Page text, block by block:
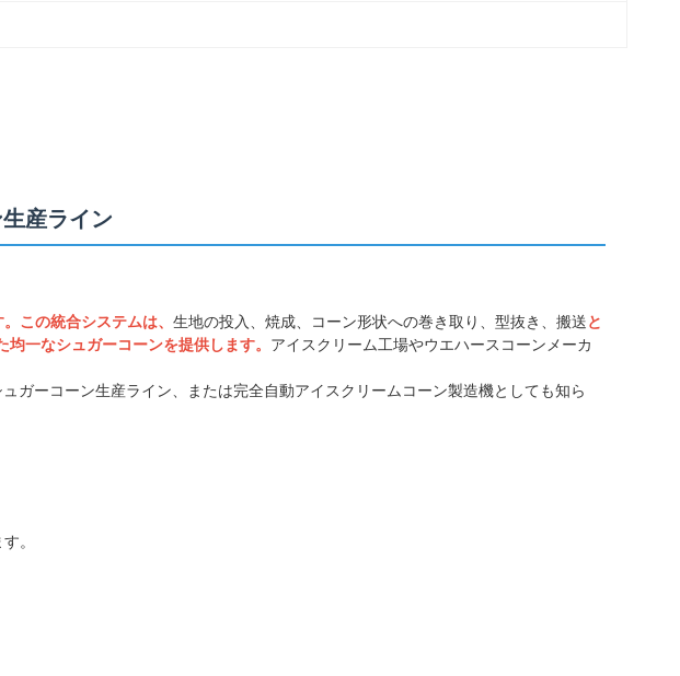
産ライン
この統合システムは、 生地の投入、焼成、コーン形状への巻き取り、型抜き、搬送と
一なシュガーコーンを提供します。 アイスクリーム工場やウエハースコーンメーカ
ガーコーン生産ライン、または完全自動アイスクリームコーン製造機としても知ら
。